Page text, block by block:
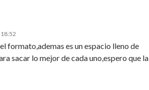
18:52
formato,ademas es un espacio lleno de
sacar lo mejor de cada uno,espero que la